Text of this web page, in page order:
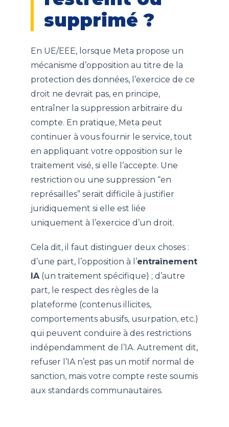
supprimé ?
En UE/EEE, lorsque Meta propose un
mécanisme d’opposition au titre de la
protection des données, l’exercice de ce
droit ne devrait pas, en principe,
entraîner la suppression arbitraire du
compte. En pratique, Meta peut
continuer à vous fournir le service, tout
en appliquant votre opposition sur le
traitement visé, si elle l’accepte. Une
restriction ou une suppression “en
représailles” serait difficile à justifier
juridiquement si elle est liée
uniquement à l’exercice d’un droit.
Cela dit, il faut distinguer deux choses :
d’une part, l’opposition à l’entraînement
IA (un traitement spécifique) ; d’autre
part, le respect des règles de la
plateforme (contenus illicites,
comportements abusifs, usurpation, etc.)
qui peuvent conduire à des restrictions
indépendamment de l’IA. Autrement dit,
refuser l’IA n’est pas un motif normal de
sanction, mais votre compte reste soumis
aux standards communautaires.